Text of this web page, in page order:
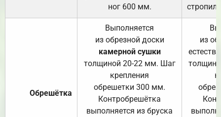
ног 600 мм.
Обрешётка
Выполняется
из обрезной доски
камерной сушки
толщиной 20-22 мм. Шаг
крепления
обрешетки 300 мм.
Контробрешётка
выполняется из бруска
из